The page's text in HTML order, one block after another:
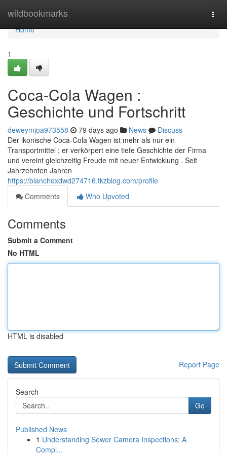
wildbookmarks
Home
Home
1
Coca-Cola Wagen :
Geschichte und Fortschritt
deweymjoa973558 79 days ago News
Discuss
Der ikonische Coca-Cola Wagen ist mehr als nur ein
Transportmittel ; er verkörpert eine tiefe Geschichte der Firma
und vereint gleichzeitig Freude mit neuer Entwicklung . Seit
Jahrzehnten Jahren
https://blanchexdwd274716.tkzblog.com/profile
Comments
Who Upvoted
Comments
Submit a Comment
No HTML
HTML is disabled
Report Page
Search
Go
Published News
1 Understanding Sewer Camera Inspections: A
Compl...